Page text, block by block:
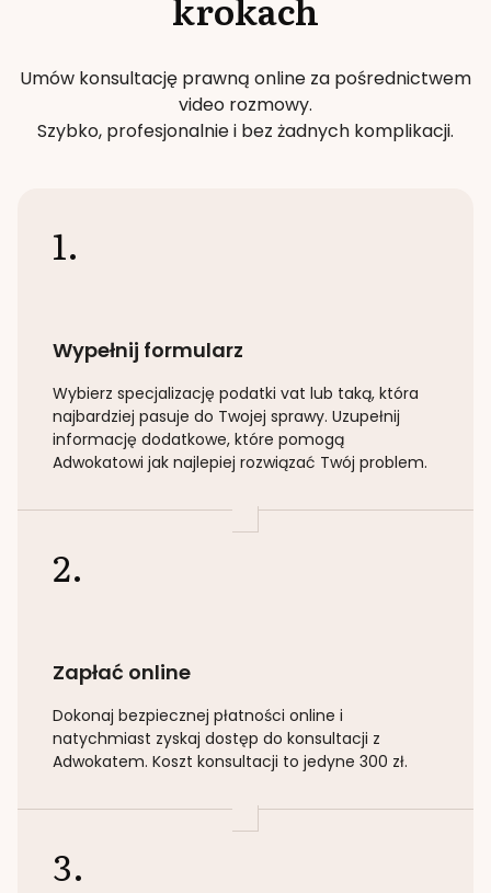
Umów konsultację prawną online za pośrednictwem
video rozmowy.
Szybko, profesjonalnie i bez żadnych komplikacji.
1.
Wypełnij formularz
Wybierz specjalizację podatki vat lub taką, która
najbardziej pasuje do Twojej sprawy. Uzupełnij
informację dodatkowe, które pomogą
Adwokatowi jak najlepiej rozwiązać Twój problem.
2.
Zapłać online
Dokonaj bezpiecznej płatności online i
natychmiast zyskaj dostęp do konsultacji z
Adwokatem. Koszt konsultacji to jedyne 300 zł.
3.